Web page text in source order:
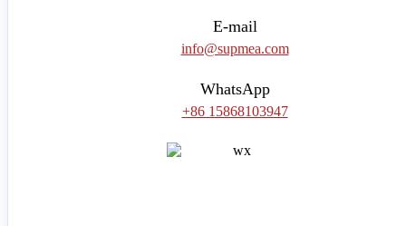
E-mail
info@supmea.com
WhatsApp
+86 15868103947